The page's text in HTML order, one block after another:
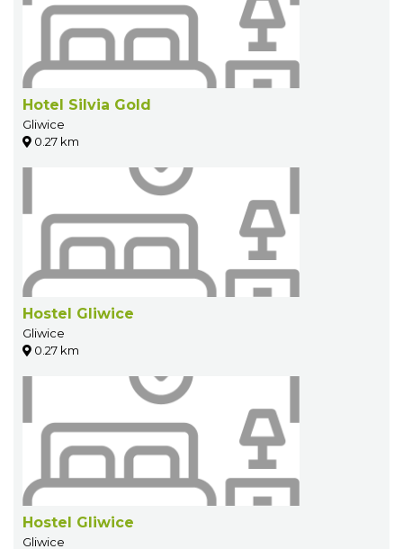
Hotel Silvia Gold
Gliwice
0.27 km
Hostel Gliwice
Gliwice
0.27 km
Hostel Gliwice
Gliwice